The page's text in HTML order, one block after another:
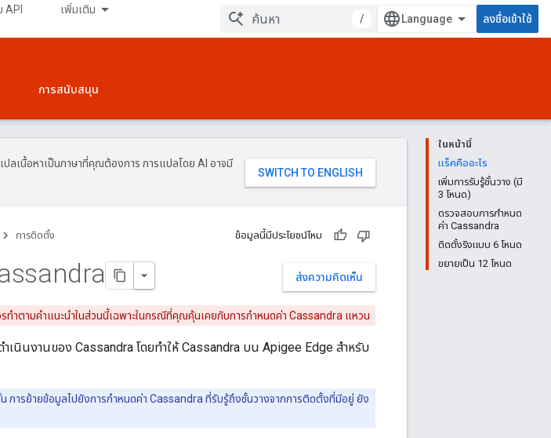
API เพิ่มเติม
/ ลงชื่อเข้าใช้
การสนับสนุน
ในหน้านี้
แร็คคืออะไร
เพิ่มการรับรู้ชั้นวาง (มี
3 โหนด)
ตรวจสอบการกำหนด
ค่า Cassandra
ติดตั้งริงแบบ 6 โหนด
ขยายเป็น 12 โหนด
ปลเนื้อหาเป็นภาษาที่คุณต้องการ การแปลโดย AI อาจมี
การติดตั้ง ข้อมูลนี้มีประโยชน์ไหม
ส่งความคิดเห็น
ทำตามคำแนะนำในส่วนนี้เฉพาะในกรณีที่คุณคุ้นเคยกับการกำหนดค่า Cassandra แหวน
เนินงานของ Cassandra โดยทำให้ Cassandra บน Apigee Edge สำหรับ
การย้ายข้อมูลไปยังการกำหนดค่า Cassandra ที่รับรู้ถึงชั้นวางจากการติดตั้งที่มีอยู่ ยัง